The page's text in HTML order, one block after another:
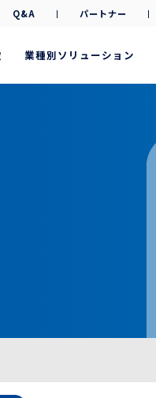
業種別ソリューション
Q&A パートナー